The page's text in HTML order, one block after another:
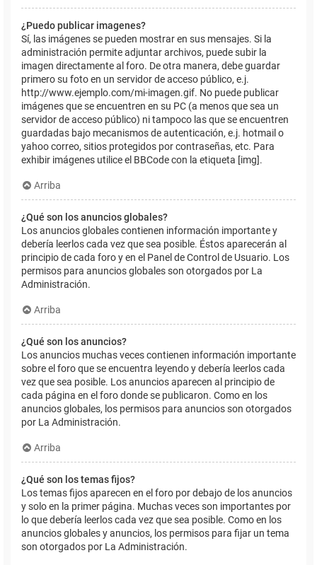
¿Puedo publicar imagenes?
Sí, las imágenes se pueden mostrar en sus mensajes. Si la
administración permite adjuntar archivos, puede subir la
imagen directamente al foro. De otra manera, debe guardar
primero su foto en un servidor de acceso público, e.j.
http://www.ejemplo.com/mi-imagen.gif. No puede publicar
imágenes que se encuentren en su PC (a menos que sea un
servidor de acceso público) ni tampoco las que se encuentren
guardadas bajo mecanismos de autenticación, e.j. hotmail o
yahoo correo, sitios protegidos por contraseñas, etc. Para
exhibir imágenes utilice el BBCode con la etiqueta [img].
Arriba
¿Qué son los anuncios globales?
Los anuncios globales contienen información importante y
debería leerlos cada vez que sea posible. Éstos aparecerán al
principio de cada foro y en el Panel de Control de Usuario. Los
permisos para anuncios globales son otorgados por La
Administración.
Arriba
¿Qué son los anuncios?
Los anuncios muchas veces contienen información importante
sobre el foro que se encuentra leyendo y debería leerlos cada
vez que sea posible. Los anuncios aparecen al principio de
cada página en el foro donde se publicaron. Como en los
anuncios globales, los permisos para anuncios son otorgados
por La Administración.
Arriba
¿Qué son los temas fijos?
Los temas fijos aparecen en el foro por debajo de los anuncios
y solo en la primer página. Muchas veces son importantes por
lo que debería leerlos cada vez que sea posible. Como en los
anuncios globales y anuncios, los permisos para fijar un tema
son otorgados por La Administración.